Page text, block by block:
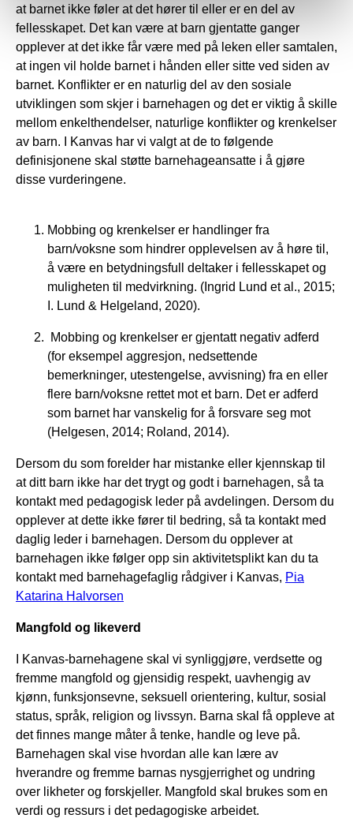
at barnet ikke føler at det hører til eller er en del av
fellesskapet. Det kan være at barn gjentatte ganger
opplever at det ikke får være med på leken eller samtalen,
at ingen vil holde barnet i hånden eller sitte ved siden av
barnet. Konflikter er en naturlig del av den sosiale
utviklingen som skjer i barnehagen og det er viktig å skille
mellom enkelthendelser, naturlige konflikter og krenkelser
av barn. I Kanvas har vi valgt at de to følgende
definisjonene skal støtte barnehageansatte i å gjøre
disse vurderingene.
Mobbing og krenkelser er handlinger fra
barn/voksne som hindrer opplevelsen av å høre til,
å være en betydningsfull deltaker i fellesskapet og
muligheten til medvirkning. (Ingrid Lund et al., 2015;
I. Lund & Helgeland, 2020).
Mobbing og krenkelser er gjentatt negativ adferd
(for eksempel aggresjon, nedsettende
bemerkninger, utestengelse, avvisning) fra en eller
flere barn/voksne rettet mot et barn. Det er adferd
som barnet har vanskelig for å forsvare seg mot
(Helgesen, 2014; Roland, 2014).
Dersom du som forelder har mistanke eller kjennskap til
at ditt barn ikke har det trygt og godt i barnehagen, så ta
kontakt med pedagogisk leder på avdelingen. Dersom du
opplever at dette ikke fører til bedring, så ta kontakt med
daglig leder i barnehagen. Dersom du opplever at
barnehagen ikke følger opp sin aktivitetsplikt kan du ta
kontakt med barnehagefaglig rådgiver i Kanvas, Pia
Katarina Halvorsen
Mangfold og likeverd
I Kanvas-barnehagene skal vi synliggjøre, verdsette og
fremme mangfold og gjensidig respekt, uavhengig av
kjønn, funksjonsevne, seksuell orientering, kultur, sosial
status, språk, religion og livssyn. Barna skal få oppleve at
det finnes mange måter å tenke, handle og leve på.
Barnehagen skal vise hvordan alle kan lære av
hverandre og fremme barnas nysgjerrighet og undring
over likheter og forskjeller. Mangfold skal brukes som en
verdi og ressurs i det pedagogiske arbeidet.